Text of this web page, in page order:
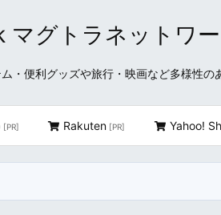
グトラネットワー
・便利グッズや旅行・映画など多様性の
[PR] Rakuten [PR] Yahoo!